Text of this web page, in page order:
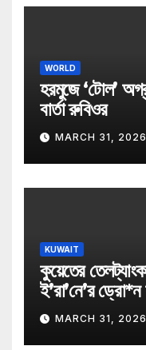
WORLD
হরমুজে ‘টোল’
বার্তা রুবিওর
MARCH 31, 2026
KUWAIT
কুয়েতের
ই’রা’নে’র
MARCH 31, 2026